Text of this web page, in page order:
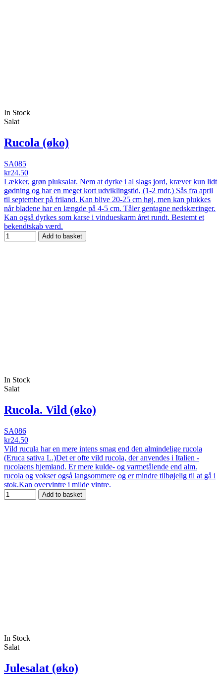
In Stock
Salat
Rucola (øko)
SA085
kr24.50
Lækker, grøn pluksalat. Nem at dyrke i al slags jord, kræver kun lidt
gødning og har en meget kort udviklingstid, (1-2 mdr.) Sås fra april
til september på friland. Kan blive 20-25 cm høj, men kan plukkes
når bladene har en længde på 4-5 cm. Tåler gentagne nedskæringer.
Kan også dyrkes som karse i vindueskarm året rundt. Bestemt et
bekendtskab værd.
Add to basket
In Stock
Salat
Rucola. Vild (øko)
SA086
kr24.50
Vild rucula har en mere intens smag end den almindelige rucola
(Eruca sativa L.)Det er ofte vild rucola, der anvendes i Italien -
rucolaens hjemland. Er mere kulde- og varmetålende end alm.
rucola og vokser også langsommere og er mindre tilbøjelig til at gå i
stok.Kan overvintre i milde vintre.
Add to basket
In Stock
Salat
Julesalat (øko)